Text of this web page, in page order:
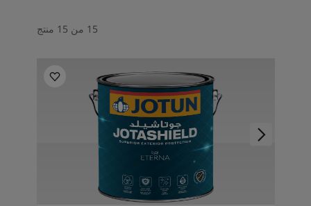
مساحات تنبض بالحياة - أحدث مجموعة ألوان جوتن
الدهانات الصناعية
15 من 15 منتج